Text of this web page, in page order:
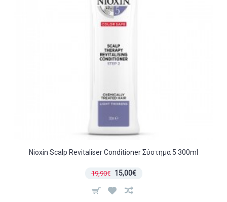
Nioxin Scalp Revitaliser Conditioner Σύστημα 5 300ml
19,90€ 15,00€